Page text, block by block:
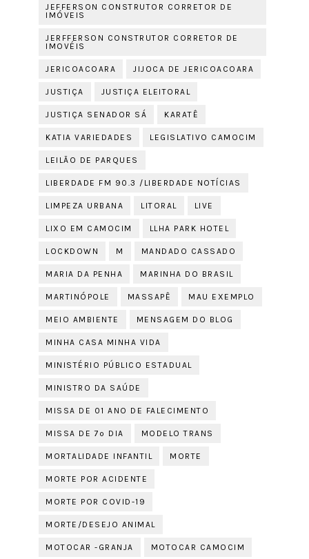
JEFFERSON CONSTRUTOR CORRETOR DE
IMÓVEIS
JERFFERSON CONSTRUTOR CORRETOR DE
IMOVÉIS
JERICOACOARA JIJOCA DE JERICOACOARA
JUSTIÇA JUSTIÇA ELEITORAL
JUSTIÇA SENADOR SÁ KARATÊ
KATIA VARIEDADES LEGISLATIVO CAMOCIM
LEILÃO DE PARQUES
LIBERDADE FM 90.3 /LIBERDADE NOTÍCIAS
LIMPEZA URBANA LITORAL LIVE
LIXO EM CAMOCIM LLHA PARK HOTEL
LOCKDOWN M MANDADO CASSADO
MARIA DA PENHA MARINHA DO BRASIL
MARTINÓPOLE MASSAPÊ MAU EXEMPLO
MEIO AMBIENTE MENSAGEM DO BLOG
MINHA CASA MINHA VIDA
MINISTÉRIO PÚBLICO ESTADUAL
MINISTRO DA SAÚDE
MISSA DE 01 ANO DE FALECIMENTO
MISSA DE 7º DIA MODELO TRANS
MORTALIDADE INFANTIL MORTE
MORTE POR ACIDENTE
MORTE POR COVID-19
MORTE/DESEJO ANIMAL
MOTOCAR -GRANJA MOTOCAR CAMOCIM